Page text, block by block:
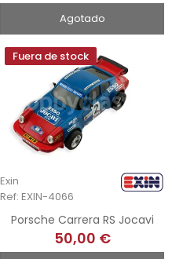
Agotado
Fuera de stock
Exin
Ref: EXIN-4066
Porsche Carrera RS Jocavi
50,00 €